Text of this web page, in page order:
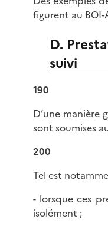
figurent au
D.
suivi
190
D’une manière
sont soumises
200
Tel est
- lorsque ces
isolément ;